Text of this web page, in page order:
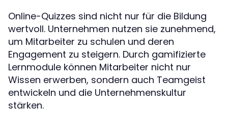
Online-Quizzes sind nicht nur für die Bildung
wertvoll. Unternehmen nutzen sie zunehmend,
um Mitarbeiter zu schulen und deren
Engagement zu steigern. Durch gamifizierte
Lernmodule können Mitarbeiter nicht nur
Wissen erwerben, sondern auch Teamgeist
entwickeln und die Unternehmenskultur
stärken.